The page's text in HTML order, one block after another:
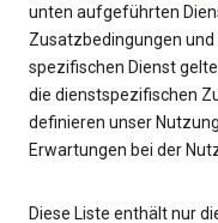
unten aufgeführten
Zusatzbedingungen
spezifischen Dienst
die dienstspezifischen
definieren unser
Erwartungen bei der
Diese Liste enthält nur